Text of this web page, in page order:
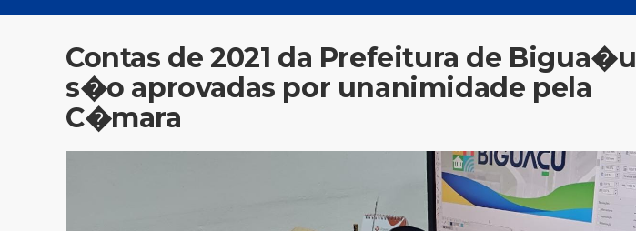
Contas de 2021 da Prefeitura de Bigua�u
s�o aprovadas por unanimidade pela
C�mara